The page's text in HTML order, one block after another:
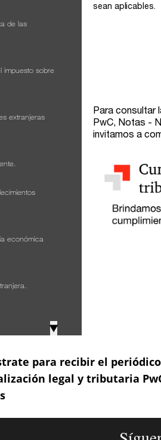
▼
de las
impuesto sobre
extranjeras
económica
declarantes.
fondos de
para recibir el
legal y tributaria